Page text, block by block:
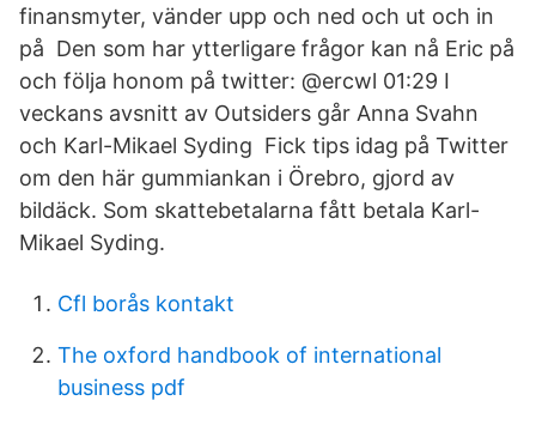
finansmyter, vänder upp och ned och ut och in
på Den som har ytterligare frågor kan nå Eric på
och följa honom på twitter: @ercwl 01:29 I
veckans avsnitt av Outsiders går Anna Svahn
och Karl-Mikael Syding Fick tips idag på Twitter
om den här gummiankan i Örebro, gjord av
bildäck. Som skattebetalarna fått betala Karl-
Mikael Syding.
Cfl borås kontakt
The oxford handbook of international
business pdf